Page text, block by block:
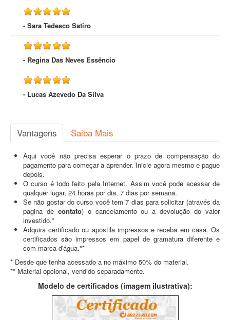
- Sara Tedesco Satiro
- Regina Das Neves Essêncio
- Lucas Azevedo Da Silva
Vantagens Saiba Mais
Aqui você não precisa esperar o prazo de compensação do
pagamento para começar a aprender. Inicie agora mesmo e pague
depois.
O curso é todo feito pela Internet. Assim você pode acessar de
qualquer lugar, 24 horas por dia, 7 dias por semana.
Se não gostar do curso você tem 7 dias para solicitar (através da
pagina de contato) o cancelamento ou a devolução do valor
investido.*
Adquira certificado ou apostila impressos e receba em casa. Os
certificados são impressos em papel de gramatura diferente e
com marca d'água.**
* Desde que tenha acessado a no máximo 50% do material.
** Material opcional, vendido separadamente.
Modelo de certificados (imagem ilustrativa):